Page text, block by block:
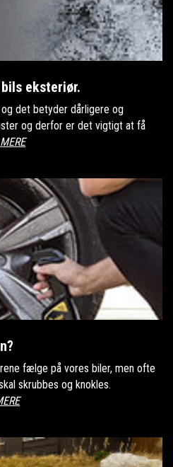
eksteriør.
det betyder dårligere og
og derfor er det vigtigt at få
fælge på vores biler, men ofte
skrubbes og knokles.